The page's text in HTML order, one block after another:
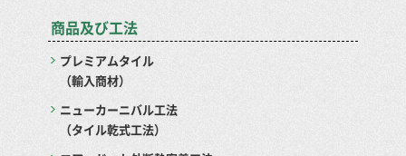
商品及び工法
プレミアムタイル
（輸入商材）
ニューカーニバル工法
（タイル乾式工法）